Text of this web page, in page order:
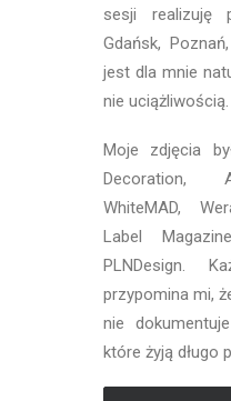
sesji realizuję
Gdańsk,
jest dla mnie
nie uciążliwością.
Moje zdjęcia
Decoration,
WhiteMAD,
Label
PLNDesign.
przypomina mi,
nie
które żyją długo